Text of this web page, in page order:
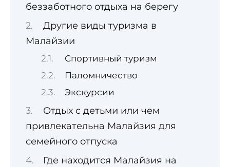
беззаботного отдыха на берегу
Другие виды туризма в
Малайзии
Спортивный туризм
Паломничество
Экскурсии
Отдых с детьми или чем
привлекательна Малайзия для
семейного отпуска
Где находится Малайзия на